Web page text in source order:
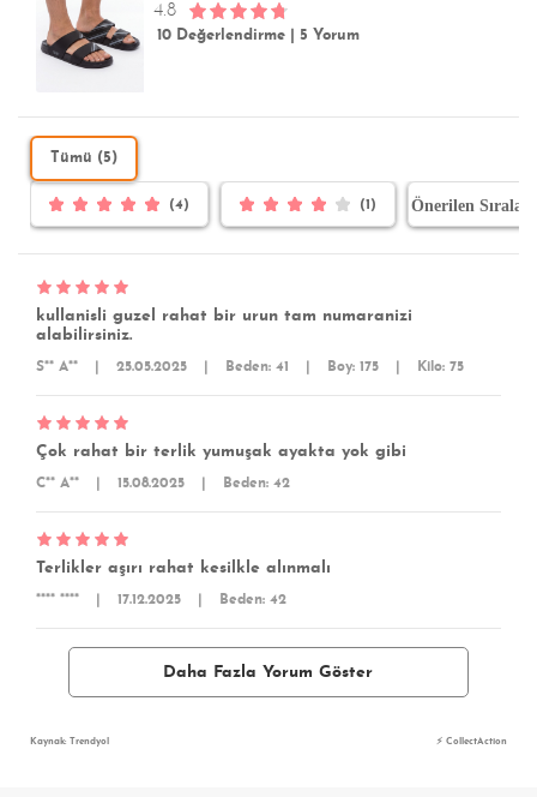
4.8
10 Değerlendirme 5 Yorum
Tümü (5)
(4) (1)
kullanisli guzel rahat bir urun tam numaranizi
alabilirsiniz.
S** A** 25.05.2025 Beden: 41 Boy: 175 Kilo: 75
Çok rahat bir terlik yumuşak ayakta yok gibi
C** A** 15.08.2025 Beden: 42
Terlikler aşırı rahat kesilkle alınmalı
**** **** 17.12.2025 Beden: 42
Daha Fazla Yorum Göster
Kaynak: Trendyol ⚡ CollectAction